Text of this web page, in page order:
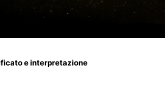
e interpretazione